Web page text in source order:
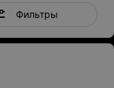
Фильтры